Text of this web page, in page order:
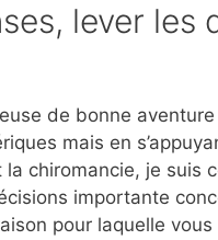
lever
de bonne
mais en
chiromancie, je suis
importante
pour laquelle